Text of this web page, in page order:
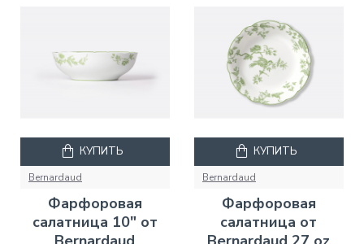
Bernardaud
Фарфоровая
салатница 10" от
КУПИТЬ
Bernardaud
Фарфоровая
салатница от
КУПИТЬ